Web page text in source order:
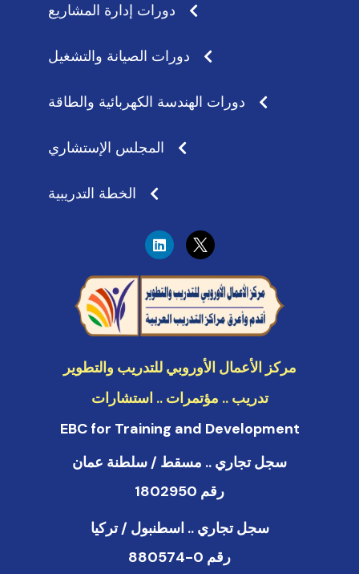
دورات إدارة المشاريع
دورات الصيانة والتشغيل
دورات الهندسة الكهربائية والطاقة
المجلس الإستشاري
الخطة التدريبية
L
i
n
k
e
d
i
n
مركز الأعمال الأوروبي للتدريب والتطوير
تدريب .. مؤتمرات .. استشارات
EBC for Training and Development
سجل تجاري .. مسقط / سلطنة عمان
رقم 1802950
سجل تجاري .. اسطنبول / تركيا
رقم 0-880574